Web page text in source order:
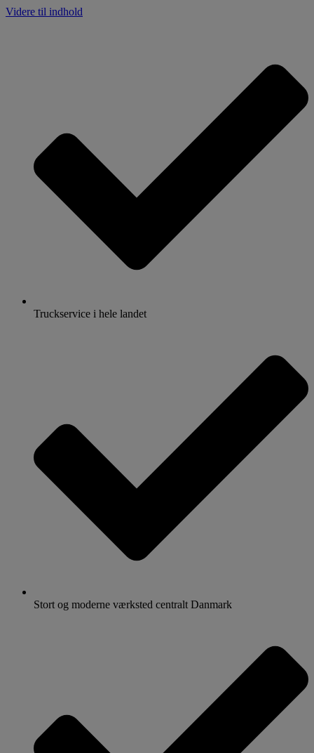
Videre til indhold
Truckservice i hele landet
Stort og moderne værksted centralt Danmark